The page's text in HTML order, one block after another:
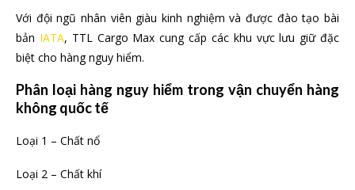
Với đội ngũ nhân viên giàu kinh nghiệm và được đào tạo bài
bản IATA, TTL Cargo Max cung cấp các khu vực lưu giữ đặc
biệt cho hàng nguy hiểm.
Phân loại hàng nguy hiểm trong vận chuyển hàng
không quốc tế
Loại 1 – Chất nổ
Loại 2 – Chất khí